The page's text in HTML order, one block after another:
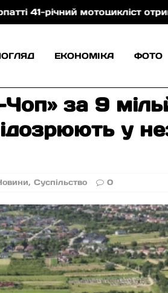
мотоцикліст отримав тяжкі
ЕКОНОМІКА ФОТО
за 9
у
,Суспільство 0